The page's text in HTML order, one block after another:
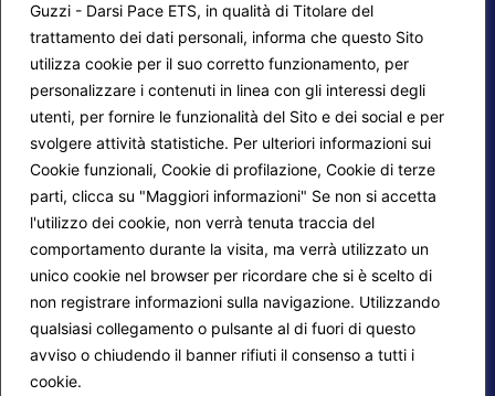
Guzzi - Darsi Pace ETS, in qualità di Titolare del
trattamento dei dati personali, informa che questo Sito
utilizza cookie per il suo corretto funzionamento, per
personalizzare i contenuti in linea con gli interessi degli
utenti, per fornire le funzionalità del Sito e dei social e per
svolgere attività statistiche. Per ulteriori informazioni sui
Cookie funzionali, Cookie di profilazione, Cookie di terze
parti, clicca su "Maggiori informazioni" Se non si accetta
l'utilizzo dei cookie, non verrà tenuta traccia del
comportamento durante la visita, ma verrà utilizzato un
unico cookie nel browser per ricordare che si è scelto di
non registrare informazioni sulla navigazione. Utilizzando
qualsiasi collegamento o pulsante al di fuori di questo
avviso o chiudendo il banner rifiuti il consenso a tutti i
cookie.
Mappa del sito
Progetti Darsi Pace
Login redattori
Contatti
Calendario corsi
Privacy Policy
Cookie Policy
Seguici su: